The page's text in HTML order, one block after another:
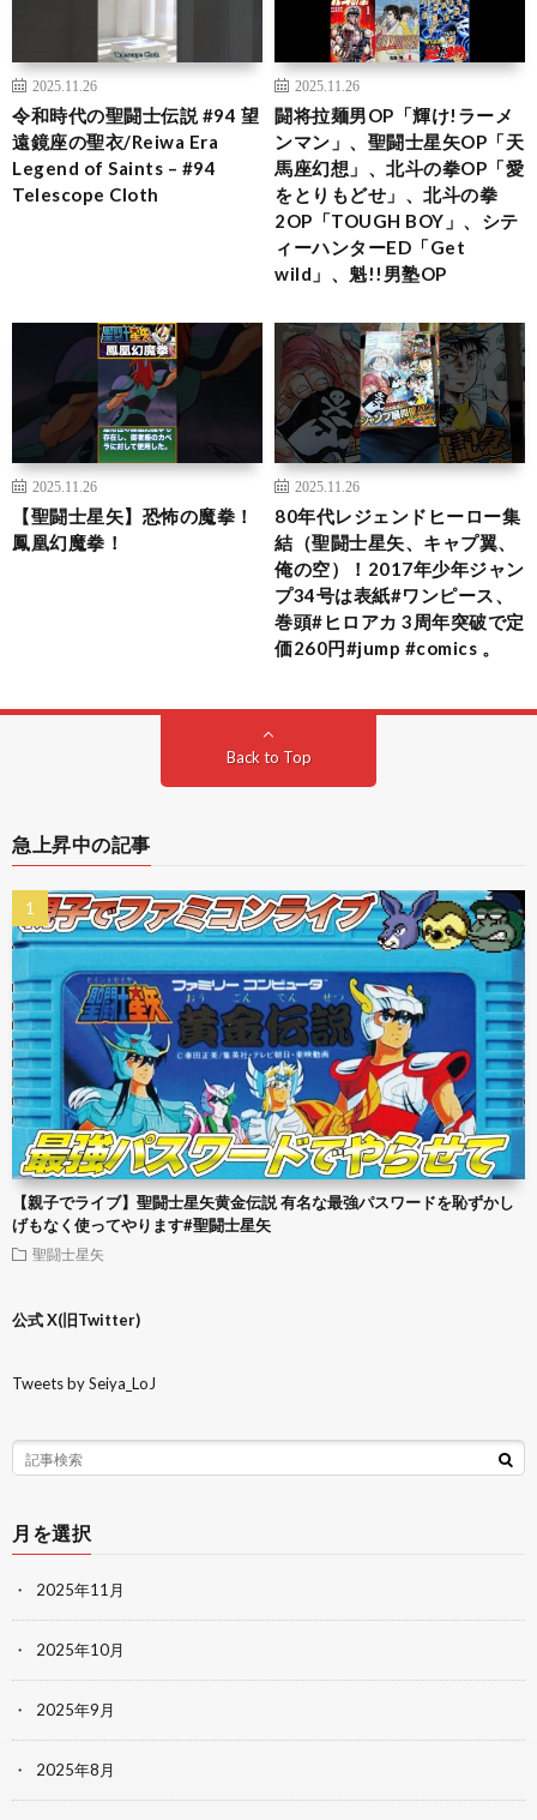
2025.11.26
令和時代の聖闘士伝説 #94 望
遠鏡座の聖衣/Reiwa Era
Legend of Saints – #94
Telescope Cloth
2025.11.26
闘将拉麺男OP「輝け!ラーメ
ンマン」、聖闘士星矢OP「天
馬座幻想」、北斗の拳OP「愛
をとりもどせ」、北斗の拳
2OP「TOUGH BOY」、シテ
ィーハンターED「Get
wild」、魁!!男塾OP
2025.11.26
【聖闘士星矢】恐怖の魔拳！
鳳凰幻魔拳！
2025.11.26
80年代レジェンドヒーロー集
結（聖闘士星矢、キャプ翼、
俺の空）！2017年少年ジャン
プ34号は表紙#ワンピース、
巻頭#ヒロアカ 3周年突破で定
価260円#jump #comics 。
Back to Top
急上昇中の記事
【親子でライブ】聖闘士星矢黄金伝説 有名な最強パスワードを恥ずかし
げもなく使ってやります#聖闘士星矢
聖闘士星矢
公式 X(旧Twitter)
Tweets by Seiya_LoJ
月を選択
2025年11月
2025年10月
2025年9月
2025年8月